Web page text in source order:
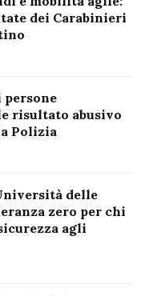
dei Carabinieri
risultato abusivo
Polizia
delle
zero per chi
agli